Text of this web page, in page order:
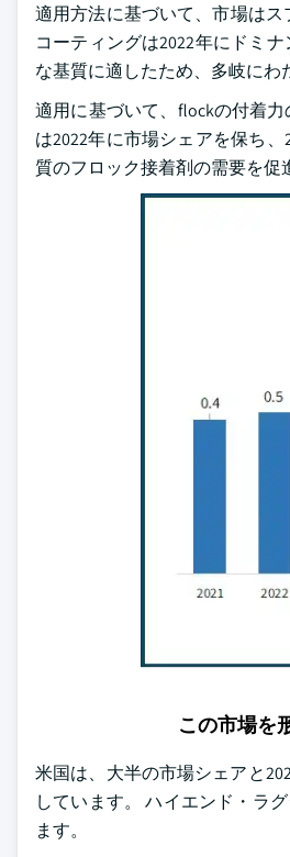
適用方法に基づいて、市場は
コーティングは2022年にドミ
な基質に適したため、多岐にわ
適用に基づいて、flockの付着
は2022年に市場シェアを保ち
質のフロック接着剤の需要を促
この市場を
米国は、大半の市場シェアと
しています。 ハイエンド・ラ
ます。